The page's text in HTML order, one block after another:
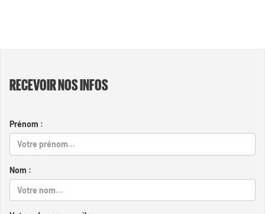
RECEVOIR NOS INFOS
Prénom :
Nom :